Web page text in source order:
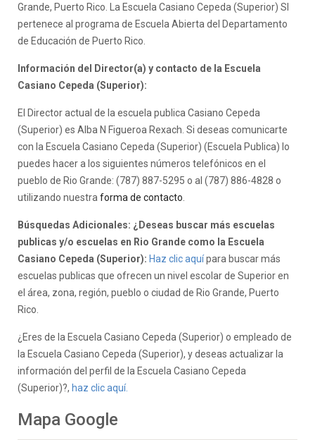
Grande, Puerto Rico. La Escuela Casiano Cepeda (Superior) SI
pertenece al programa de Escuela Abierta del Departamento
de Educación de Puerto Rico.
Información del Director(a) y contacto de la Escuela
Casiano Cepeda (Superior):
El Director actual de la escuela publica Casiano Cepeda
(Superior) es Alba N Figueroa Rexach. Si deseas comunicarte
con la Escuela Casiano Cepeda (Superior) (Escuela Publica) lo
puedes hacer a los siguientes números telefónicos en el
pueblo de Rio Grande: (787) 887-5295 o al (787) 886-4828 o
utilizando nuestra forma de contacto
Búsquedas Adicionales: ¿Deseas buscar más escuelas
publicas y/o escuelas en Rio Grande como la Escuela
Casiano Cepeda (Superior): Haz clic aquípara buscar más
escuelas publicas que ofrecen un nivel escolar de Superior en
el área, zona, región, pueblo o ciudad de Rio Grande, Puerto
Rico.
¿Eres de la Escuela Casiano Cepeda (Superior) o empleado de
la Escuela Casiano Cepeda (Superior), y deseas actualizar la
información del perfil de la Escuela Casiano Cepeda
(Superior)?, haz clic aquí.
Mapa Google